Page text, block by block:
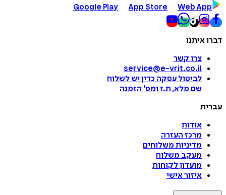
Google Play
App Store Web App
דברו איתנו
צרו קשר
service@e-vrit.co.il
לביטול עסקה כדין יש לשלוח
שם מלא, ת.ז ומס' הזמנה
עברית
אודות
מרכז העזרה
מדיניות משלוחים
מעקב משלוח
מועדון לקוחות
איזור אישי